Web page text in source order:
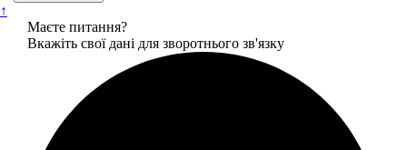
↑
Маєте питання?
Вкажіть свої дані для зворотнього зв'язку